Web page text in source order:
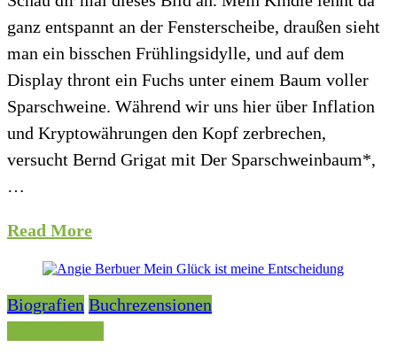
ganz entspannt an der Fensterscheibe, draußen sieht
man ein bisschen Frühlingsidylle, und auf dem
Display thront ein Fuchs unter einem Baum voller
Sparschweine. Während wir uns hier über Inflation
und Kryptowährungen den Kopf zerbrechen,
versucht Bernd Grigat mit Der Sparschweinbaum*,
…
Read More
Biografien Buchrezensionen